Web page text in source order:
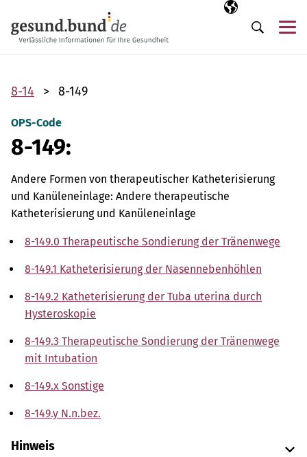
Ausgewählte
DE
Suche
8-14 8-149
OPS-Code
8-149:
Andere Formen von therapeutischer Katheterisierung
und Kanüleneinlage: Andere therapeutische
Katheterisierung und Kanüleneinlage
8-149.0 Therapeutische Sondierung der Tränenwege
8-149.1 Katheterisierung der Nasennebenhöhlen
8-149.2 Katheterisierung der Tuba uterina durch
Hysteroskopie
8-149.3 Therapeutische Sondierung der Tränenwege
mit Intubation
8-149.x Sonstige
8-149.y N.n.bez.
Hinweis